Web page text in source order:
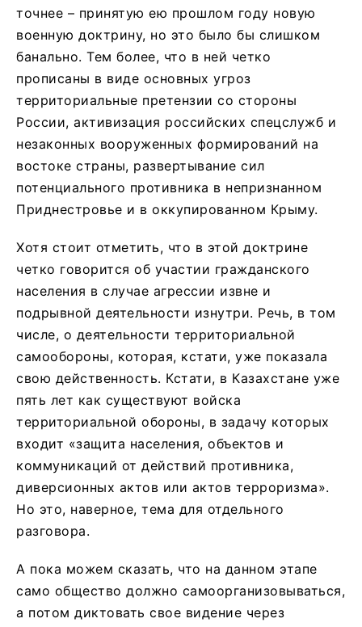
точнее – принятую ею прошлом году новую
военную доктрину, но это было бы слишком
банально. Тем более, что в ней четко
прописаны в виде основных угроз
территориальные претензии со стороны
России, активизация российских спецслужб и
незаконных вооруженных формирований на
востоке страны, развертывание сил
потенциального противника в непризнанном
Приднестровье и в оккупированном Крыму.
Хотя стоит отметить, что в этой доктрине
четко говорится об участии гражданского
населения в случае агрессии извне и
подрывной деятельности изнутри. Речь, в том
числе, о деятельности территориальной
самообороны, которая, кстати, уже показала
свою действенность. Кстати, в Казахстане уже
пять лет как существуют войска
территориальной обороны, в задачу которых
входит «защита населения, объектов и
коммуникаций от действий противника,
диверсионных актов или актов терроризма».
Но это, наверное, тема для отдельного
разговора.
А пока можем сказать, что на данном этапе
само общество должно самоорганизовываться,
а потом диктовать свое видение через